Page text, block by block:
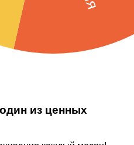
из ценных